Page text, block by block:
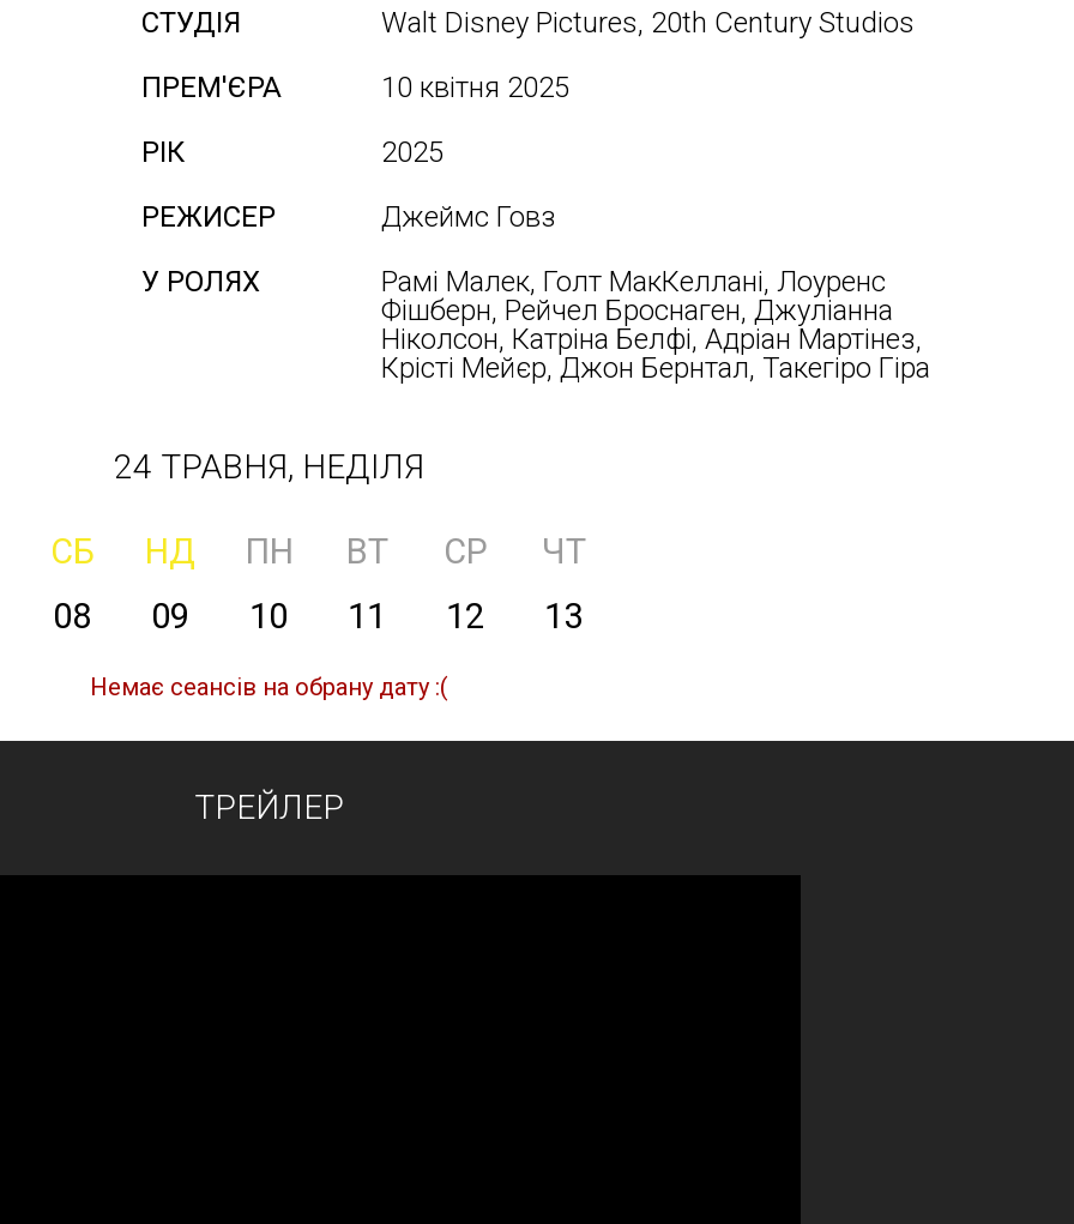
СТУДІЯ
Walt Disney Pictures, 20th Century Studios
ПРЕМ'ЄРА
10 квітня 2025
РІК
2025
РЕЖИСЕР
Джеймс Говз
У РОЛЯХ
Рамі Малек, Голт МакКеллані, Лоуренс
Фішберн, Рейчел Броснаген, Джуліанна
Ніколсон, Катріна Белфі, Адріан Мартінез,
Крісті Мейєр, Джон Бернтал, Такегіро Гіра
24 ТРАВНЯ, НЕДІЛЯ
СБ НД ПН ВТ СР
ЧТ
08 09 10 11 12 13
Немає сеансів на обрану дату :(
ТРЕЙЛЕР